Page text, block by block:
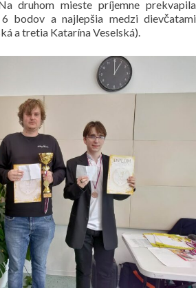
druhom mieste príjemne prekvapila
bodov a najlepšia medzi dievčatami
a tretia Katarína Veselská).